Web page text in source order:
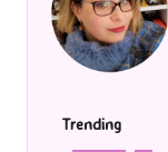
Trending